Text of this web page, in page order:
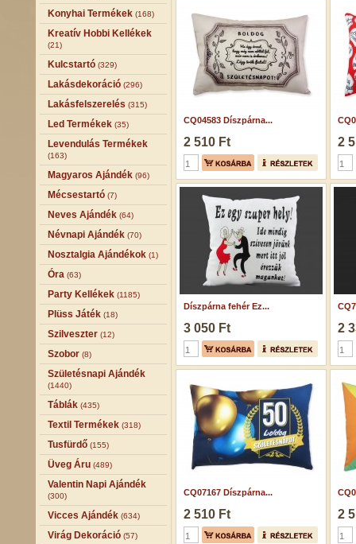
Konyhai Termékek (168)
Kreatív Hobbi Kellékek
(21)
Kulcstartó (329)
Lakásdekoráció (296)
Lakásfelszerelés (315)
Led Termékek (35)
Levendulás Termékek
(163)
Magyaros Ajándék (96)
Mécsestartó (7)
Neves Ajándék (64)
Névnapi Ajándék (70)
Nosztalgia Ajándékok (1)
Óra (63)
Party Kellékek (1185)
Plüss Játék (18)
Szilveszter (12)
Szobor (8)
Születésnapi Ajándék
(1440)
Táblák (435)
Textil Termékek (318)
Tusfürdő (155)
Üveg Áru (489)
Valentin Napi Ajándék
(300)
Vicces Ajándék (634)
Virág Dekoráció (57)
CQ04583 Díszpárna...
2 510 Ft 2
Díszpárna fehér Ez...
3 050 Ft 2
CQ07167 Díszpárna...
2 510 Ft 2